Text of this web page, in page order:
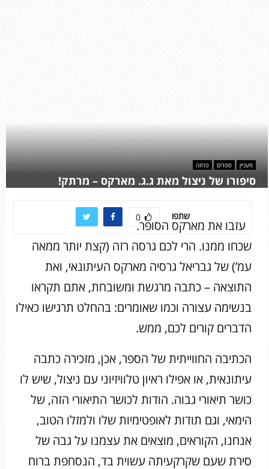
מעניין ספרים פרוזה
סיפורו של ניצול מאת ג.ג. מארקס – מרתק!
שתפו 0
עזבו את מארקס הסופר.
שכחו ממנו. הרי לכם גרסה רזה (קצת יותר ממאה
עמ’) של גבריאל גרסיה מארקס העיתונאי, ואת
התוצאה – כתבה מרגשת ומשובחת, אתם תקראו
בנשימה עצורה וכמו שאומרים: בהחלט תרגישו כאילו
הדברים קורים לכם, ממש.
הכתיבה החווייתית של הספר, אכן, מזכירה כתבה
עיתונאית, או אפילו ראיון טלוויזיוני עם ניצול, שיש לו
כושר תיאורי גבוה. הודות לכושר התיאורי הזה, של
הימאי, וגם תודות לאופטימיות שלו ולמזלו הטוב,
אנחנו, הקוראים, מוצאים את עצמנו על גבה של
סירת שעם שקרקעיתה עשוית בד, הנסחפת ברוח